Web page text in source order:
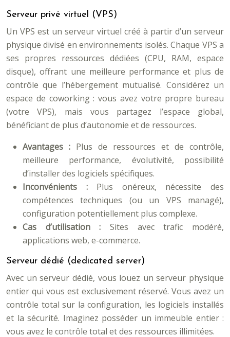
Serveur privé virtuel (VPS)
Un VPS est un serveur virtuel créé à partir d’un serveur
physique divisé en environnements isolés. Chaque VPS a
ses propres ressources dédiées (CPU, RAM, espace
disque), offrant une meilleure performance et plus de
contrôle que l’hébergement mutualisé. Considérez un
espace de coworking : vous avez votre propre bureau
(votre VPS), mais vous partagez l’espace global,
bénéficiant de plus d’autonomie et de ressources.
Avantages : Plus de ressources et de contrôle,
meilleure performance, évolutivité, possibilité
d’installer des logiciels spécifiques.
Inconvénients : Plus onéreux, nécessite des
compétences techniques (ou un VPS managé),
configuration potentiellement plus complexe.
Cas d’utilisation : Sites avec trafic modéré,
applications web, e-commerce.
Serveur dédié (dedicated server)
Avec un serveur dédié, vous louez un serveur physique
entier qui vous est exclusivement réservé. Vous avez un
contrôle total sur la configuration, les logiciels installés
et la sécurité. Imaginez posséder un immeuble entier :
vous avez le contrôle total et des ressources illimitées.